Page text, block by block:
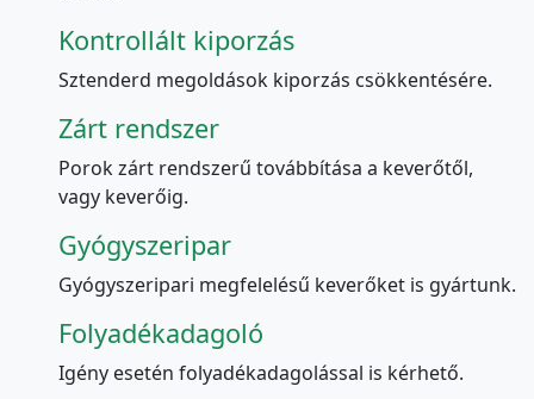
Kontrollált kiporzás
Sztenderd megoldások kiporzás csökkentésére.
Zárt rendszer
Porok zárt rendszerű továbbítása a keverőtől,
vagy keverőig.
Gyógyszeripar
Gyógyszeripari megfelelésű keverőket is gyártunk.
Folyadékadagoló
Igény esetén folyadékadagolással is kérhető.